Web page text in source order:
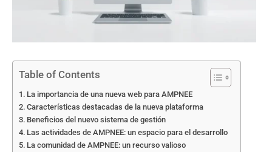
Table of Contents
La importancia de una nueva web para AMPNEE
Características destacadas de la nueva plataforma
Beneficios del nuevo sistema de gestión
Las actividades de AMPNEE: un espacio para el desarrollo
La comunidad de AMPNEE: un recurso valioso